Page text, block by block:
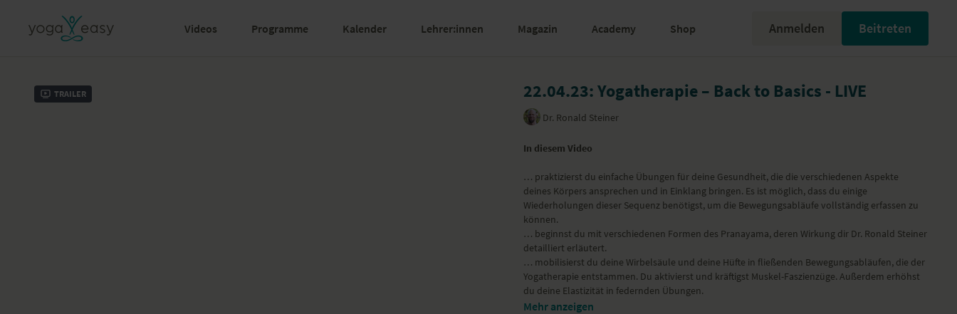
Videos Programme Kalender Lehrer:innen Magazin Academy Shop Anmelden Beitreten
Trailer 22.04.23: Yogatherapie – Back to Basics - LIVE
Dr. Ronald Steiner
In diesem Video
… praktizierst du einfache Übungen für deine Gesundheit, die die verschiedenen Aspekte
deines Körpers ansprechen und in Einklang bringen. Es ist möglich, dass du einige
Wiederholungen dieser Sequenz benötigst, um die Bewegungsabläufe vollständig erfassen zu
können.
… beginnst du mit verschiedenen Formen des Pranayama, deren Wirkung dir Dr. Ronald Steiner
detailliert erläutert.
… mobilisierst du deine Wirbelsäule und deine Hüfte in fließenden Bewegungsabläufen, die der
Yogatherapie entstammen. Du aktivierst und kräftigst Muskel-Faszienzüge. Außerdem erhöhst
du deine Elastizität in federnden Übungen.
Mehr anzeigen